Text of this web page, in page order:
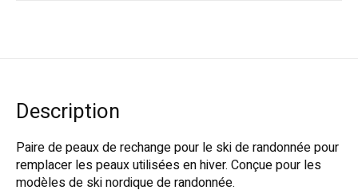
Description
Paire de peaux de rechange pour le ski de randonnée pour
remplacer les peaux utilisées en hiver. Conçue pour les
modèles de ski nordique de randonnée.